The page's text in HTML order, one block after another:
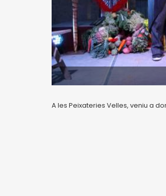
A les Peixateries Velles, veniu a